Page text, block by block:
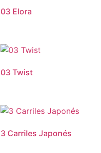
03 Elora
03 Twist
3 Carriles Japonés